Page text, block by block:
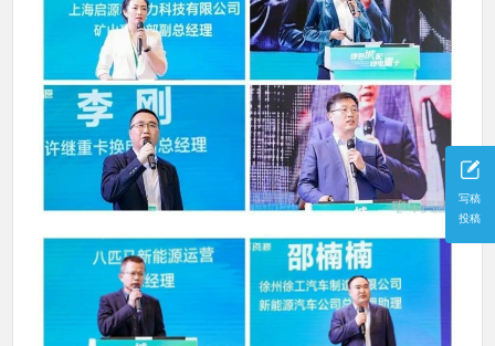
写稿
投稿